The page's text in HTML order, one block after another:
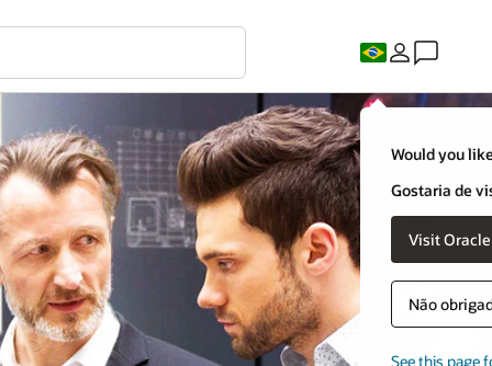
Would you
Gostaria de
Visit
Não
See this page